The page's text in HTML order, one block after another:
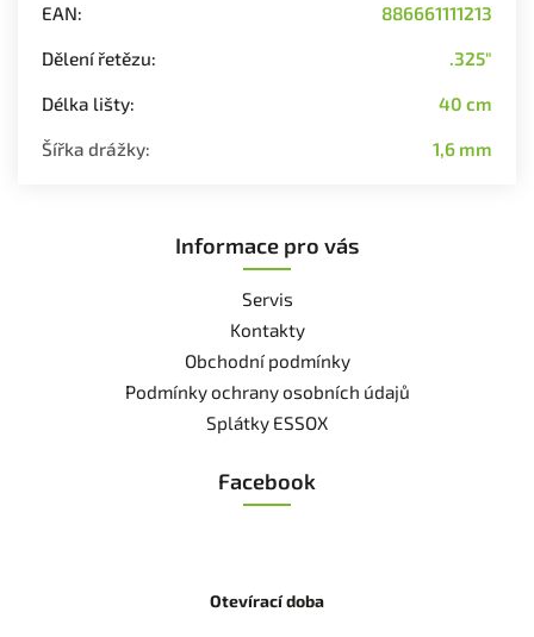
EAN: 886661111213
Dělení řetězu: .325"
Délka lišty: 40 cm
Šířka drážky: 1,6 mm
Informace pro vás
Servis
Kontakty
Obchodní podmínky
Podmínky ochrany osobních údajů
Splátky ESSOX
Facebook
Otevírací doba